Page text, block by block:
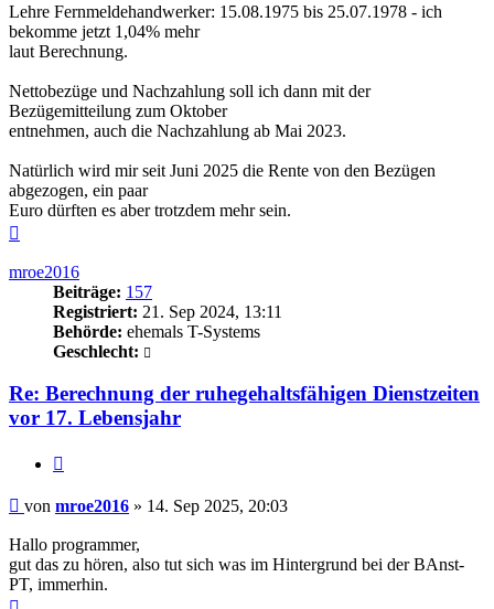
Lehre Fernmeldehandwerker: 15.08.1975 bis 25.07.1978 - ich
bekomme jetzt 1,04% mehr
laut Berechnung.
Nettobezüge und Nachzahlung soll ich dann mit der
Bezügemitteilung zum Oktober
entnehmen, auch die Nachzahlung ab Mai 2023.
Natürlich wird mir seit Juni 2025 die Rente von den Bezügen
abgezogen, ein paar
Euro dürften es aber trotzdem mehr sein.
mroe2016
Beiträge: 157
Registriert: 21. Sep 2024, 13:11
Behörde: ehemals T-Systems
Geschlecht:
Re: Berechnung der ruhegehaltsfähigen Dienstzeiten
vor 17. Lebensjahr
Beitrag
von mroe2016 » 14. Sep 2025, 20:03
Hallo programmer,
gut das zu hören, also tut sich was im Hintergrund bei der BAnst-
PT, immerhin.